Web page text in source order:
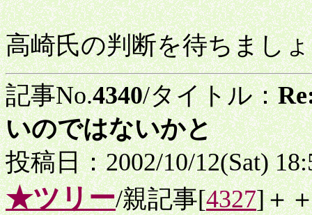
高崎氏の判断を待ちまし
記事No.4340/タイトル：
いのではないかと
投稿日：2002/10/12(Sat)
★ツリー/親記事[4327]＋